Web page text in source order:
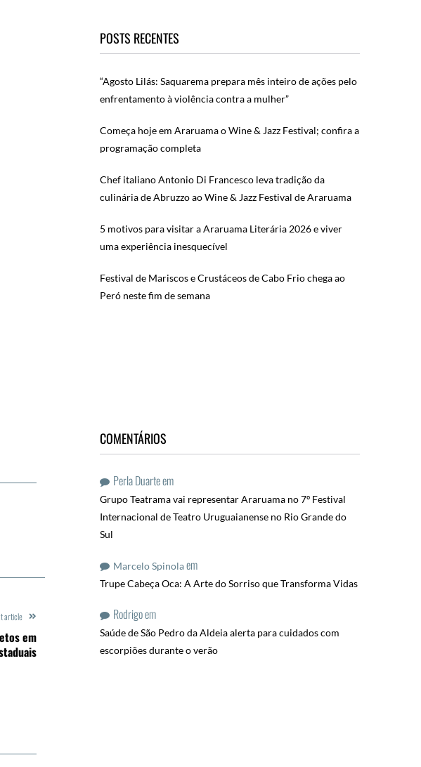
article
em
POSTS RECENTES
“Agosto Lilás: Saquarema prepara mês inteiro de ações pelo
enfrentamento à violência contra a mulher”
Começa hoje em Araruama o Wine & Jazz Festival; confira a
programação completa
Chef italiano Antonio Di Francesco leva tradição da
culinária de Abruzzo ao Wine & Jazz Festival de Araruama
5 motivos para visitar a Araruama Literária 2026 e viver
uma experiência inesquecível
Festival de Mariscos e Crustáceos de Cabo Frio chega ao
Peró neste fim de semana
COMENTÁRIOS
Perla Duarteem
Grupo Teatrama vai representar Araruama no 7º Festival
Internacional de Teatro Uruguaianense no Rio Grande do
Sul
Marcelo Spinolaem
Trupe Cabeça Oca: A Arte do Sorriso que Transforma Vidas
Rodrigoem
Saúde de São Pedro da Aldeia alerta para cuidados com
escorpiões durante o verão